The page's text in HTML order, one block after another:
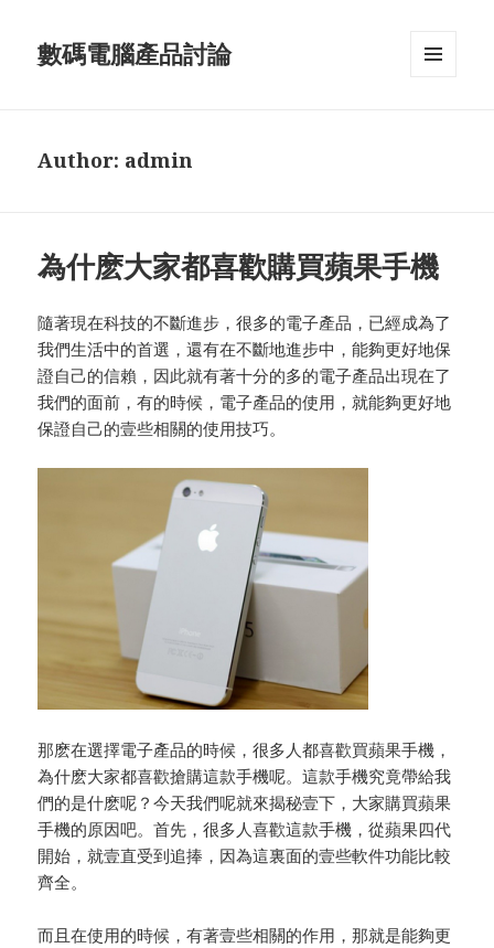
數碼電腦產品討論
Author: admin
為什麽大家都喜歡購買蘋果手機
隨著現在科技的不斷進步，很多的電子產品，已經成為了
我們生活中的首選，還有在不斷地進步中，能夠更好地保
證自己的信賴，因此就有著十分的多的電子產品出現在了
我們的面前，有的時候，電子產品的使用，就能夠更好地
保證自己的壹些相關的使用技巧。
那麽在選擇電子產品的時候，很多人都喜歡買蘋果手機，
為什麽大家都喜歡搶購這款手機呢。這款手機究竟帶給我
們的是什麽呢？今天我們呢就來揭秘壹下，大家購買蘋果
手機的原因吧。首先，很多人喜歡這款手機，從蘋果四代
開始，就壹直受到追捧，因為這裏面的壹些軟件功能比較
齊全。
而且在使用的時候，有著壹些相關的作用，那就是能夠更